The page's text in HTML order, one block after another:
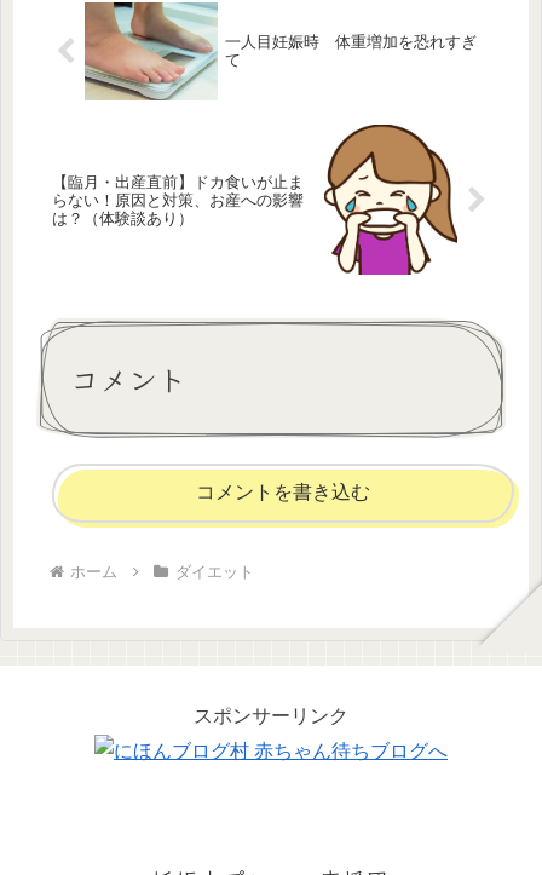
一人目妊娠時 体重増加を恐れすぎ
て
【臨月・出産直前】ドカ食いが止ま
らない！原因と対策、お産への影響
は？（体験談あり）
コメント
コメントを書き込む
ホーム ダイエット
スポンサーリンク